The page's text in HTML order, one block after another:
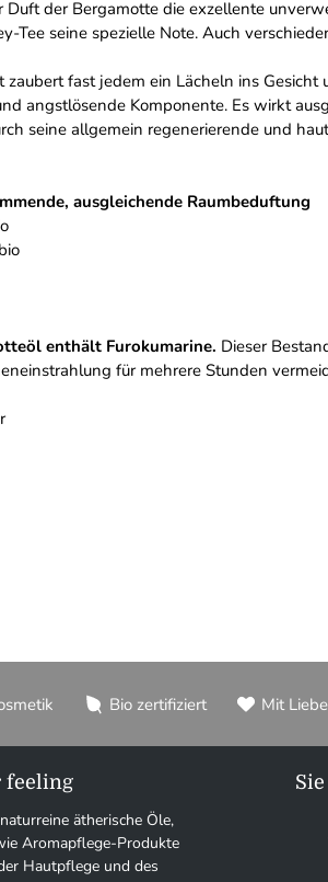
Duft der Bergamotte die exzellente
Tee seine spezielle Note. Auch
zaubert fast jedem ein Lächeln ins
angstlösende Komponente. Es wirkt
seine allgemein regenerierende und
ausgleichende Raumbeduftung
enthält Furokumarine. Dieser
für mehrere Stunden
Bio zertifiziert Mit
feeling
ätherische Öle,
Aromapflege-Produkte
Hautpflege und des